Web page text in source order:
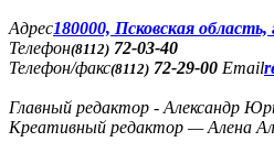
Адреc180000, Псковская
Телефон(8112) 72-03-40
Телефон/факс(8112) 72-29-00 Email
Главный редактор - Александр
Креативный редактор — Алена